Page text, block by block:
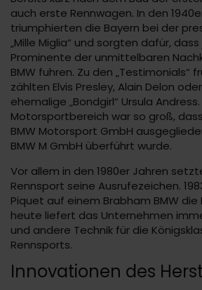
auch erste Rennwagen. In den
triumphierten die Bayern bei der
„Mille Miglia“ und sorgten dafür,
Prominente der unmittelbaren
BMW fuhren. Zu den „Testimonials“
zählten Elvis Presley, Alain Delon
ehemalige „Bondgirl“ Ursula
Motorsportbereich war so groß,
BMW Motorsport GmbH
BMW M GmbH überführt wurde.
Vor allem in den 1980er Jahren
Rennsport seine Ausrufezeichen.
Piquet auf einem Brabham BMW die
heute liefert das Unternehmen
und andere Technik für die
Rennsports.
Innovationen des